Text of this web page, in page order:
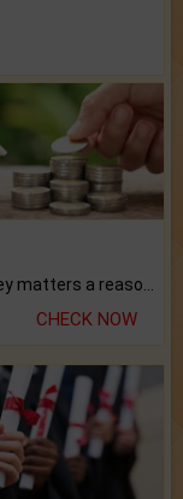
CHECK NOW